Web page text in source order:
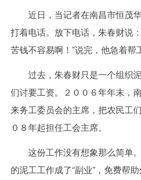
近日，当记者在南昌市恒茂华
打着电话。放下电话，朱春财说
苦钱不容易啊！”说完，他急着帮
过去，朱春财只是一个组织泥
们讨要工资。２００６年年末，
来务工委员会的主席，把农民工
０８年起担任工会主席。
这份工作没有想象那么简单。
的泥工工作成了“副业”，免费帮